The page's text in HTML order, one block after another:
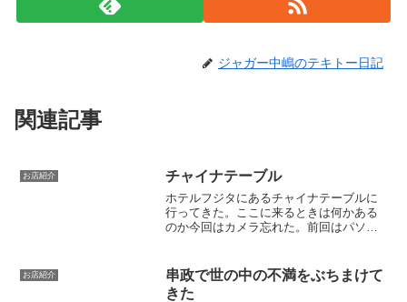
ジャガー中嶋のテキトー日記
関連記事
お店紹介 チャイナテーブル
ホテルフジタにあるチャイナテーブルに
行ってきた。ここに来るときは何かある
のか今回はカメラ忘れた。前回はパソコ
ど腹が膨れるのも早い。後半はひたすら
焼酎ロック呑むだけ。しか...
お店紹介
串政で世の中の不満をぶちまけて
きた